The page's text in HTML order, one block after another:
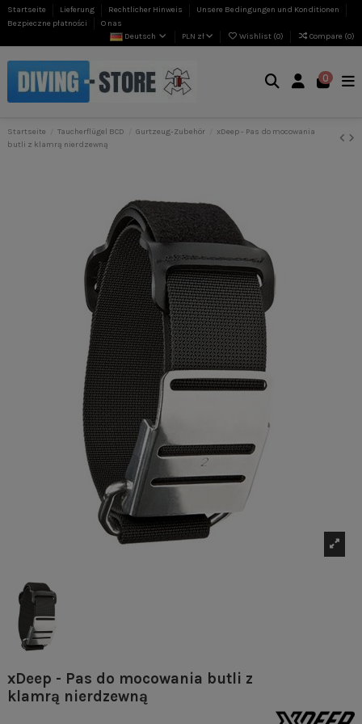
Startseite Lieferung Rechtlicher Hinweis
Unsere Bedingungen und Konditionen
Bezpieczne płatności
O nas
Deutsch
PLN zł Wishlist (0) Compare (0)
0
Startseite Taucherflügel BCD Gurtzeug-Zubehör
xDeep - Pas do mocowania
butli z klamrą nierdzewną
xDeep - Pas do mocowania butli z
klamrą nierdzewną